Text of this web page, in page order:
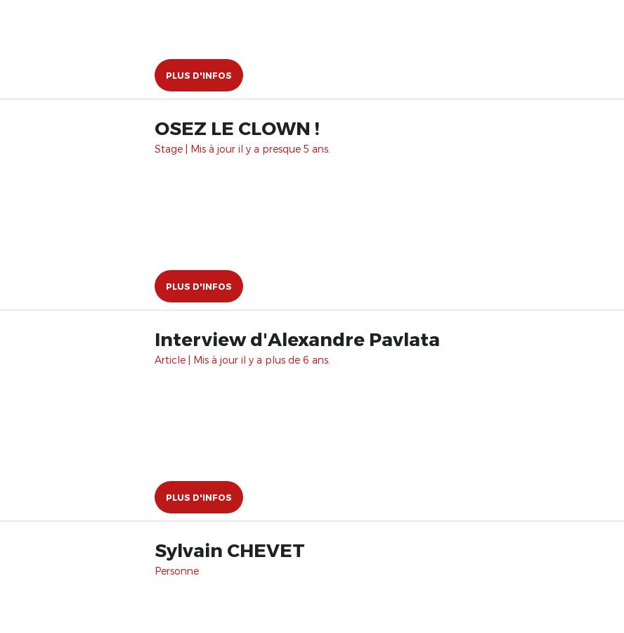
PLUS D'INFOS
OSEZ LE CLOWN !
Stage | Mis à jour il y a presque 5 ans.
PLUS D'INFOS
Interview d'Alexandre Pavlata
Article | Mis à jour il y a plus de 6 ans.
PLUS D'INFOS
Sylvain CHEVET
Personne